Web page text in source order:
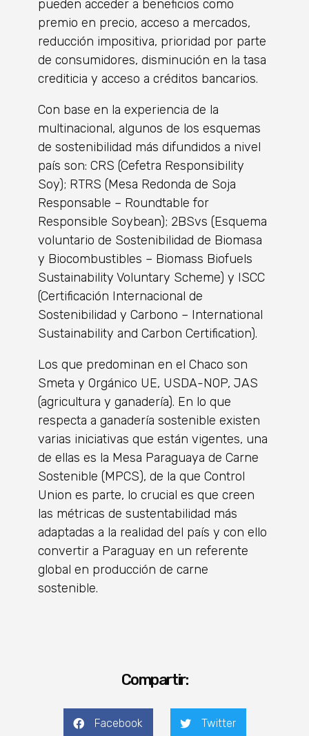
pueden acceder a beneficios como
premio en precio, acceso a mercados,
reducción impositiva, prioridad por parte
de consumidores, disminución en la tasa
crediticia y acceso a créditos bancarios.
Con base en la experiencia de la
multinacional, algunos de los esquemas
de sostenibilidad más difundidos a nivel
país son: CRS (Cefetra Responsibility
Soy); RTRS (Mesa Redonda de Soja
Responsable – Roundtable for
Responsible Soybean); 2BSvs (Esquema
voluntario de Sostenibilidad de Biomasa
y Biocombustibles – Biomass Biofuels
Sustainability Voluntary Scheme) y ISCC
(Certificación Internacional de
Sostenibilidad y Carbono – International
Sustainability and Carbon Certification).
Los que predominan en el Chaco son
Smeta y Orgánico UE, USDA-NOP, JAS
(agricultura y ganadería). En lo que
respecta a ganadería sostenible existen
varias iniciativas que están vigentes, una
de ellas es la Mesa Paraguaya de Carne
Sostenible (MPCS), de la que Control
Union es parte, lo crucial es que creen
las métricas de sustentabilidad más
adaptadas a la realidad del país y con ello
convertir a Paraguay en un referente
global en producción de carne
sostenible.
Compartir:
Facebook Twitter